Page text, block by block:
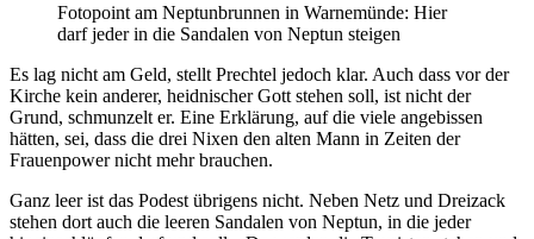
Fotopoint am Neptunbrunnen in Warnemünde: Hier
darf jeder in die Sandalen von Neptun steigen
Es lag nicht am Geld, stellt Prechtel jedoch klar. Auch dass vor der
Kirche kein anderer, heidnischer Gott stehen soll, ist nicht der
Grund, schmunzelt er. Eine Erklärung, auf die viele angebissen
hätten, sei, dass die drei Nixen den alten Mann in Zeiten der
Frauenpower nicht mehr brauchen.
Ganz leer ist das Podest übrigens nicht. Neben Netz und Dreizack
stehen dort auch die leeren Sandalen von Neptun, in die jeder